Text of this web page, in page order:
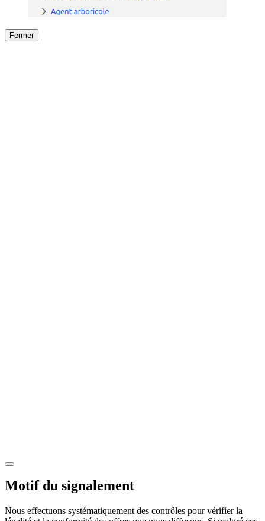
Fermer
Motif du signalement
Nous effectuons systématiquement des contrôles pour vérifier la